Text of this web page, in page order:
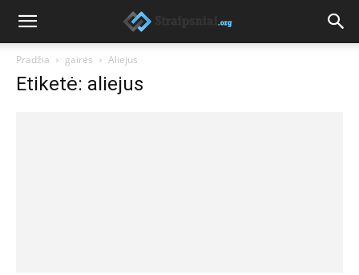
Pradžia gairės Aliejus
Etiketė: aliejus